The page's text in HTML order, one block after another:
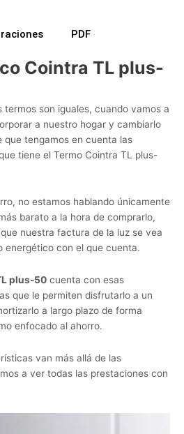
PDF
Cointra TL plus-
termos son iguales, cuando vamos a
a nuestro hogar y cambiarlo
que tengamos en cuenta las
tiene el Termo Cointra TL plus-
no estamos hablando únicamente
barato a la hora de comprarlo,
nuestra factura de la luz se vea
energético con el que cuenta.
plus-50 cuenta con esas
que le permiten disfrutarlo a un
a largo plazo de forma
enfocado al ahorro.
van más allá de las
a ver todas las prestaciones con